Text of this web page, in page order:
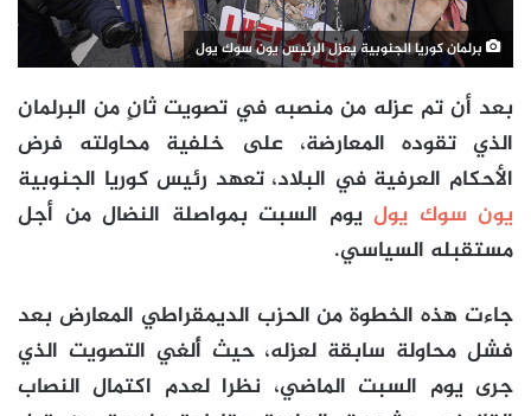
برلمان كوريا الجنوبية يعزل الرئيس يون سوك يول
بعد أن تم عزله من منصبه في تصويت ثانٍ من البرلمان
الذي تقوده المعارضة، على خلفية محاولته فرض
الأحكام العرفية في البلاد، تعهد رئيس كوريا الجنوبية
يون سوك يول يوم السبت بمواصلة النضال من أجل
مستقبله السياسي.
جاءت هذه الخطوة من الحزب الديمقراطي المعارض بعد
فشل محاولة سابقة لعزله، حيث أُلغي التصويت الذي
جرى يوم السبت الماضي، نظرا لعدم اكتمال النصاب